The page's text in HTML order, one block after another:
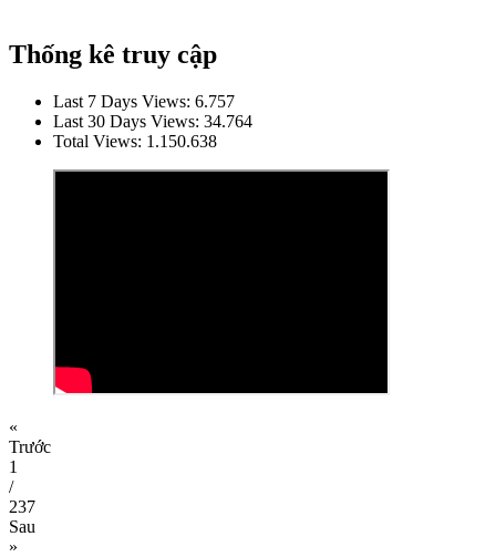
Thống kê truy cập
Last 7 Days Views: 6.757
Last 30 Days Views: 34.764
Total Views: 1.150.638
«
Trước
1
/
237
Sau
»